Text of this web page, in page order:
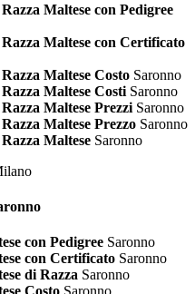
Maltese con Pedigree
Maltese con Certificato
Maltese Costo Saronno
Maltese Costi Saronno
Maltese Prezzi Saronno
Maltese Prezzo Saronno
Maltese Saronno
con Pedigree Saronno
con Certificato Saronno
di Razza Saronno